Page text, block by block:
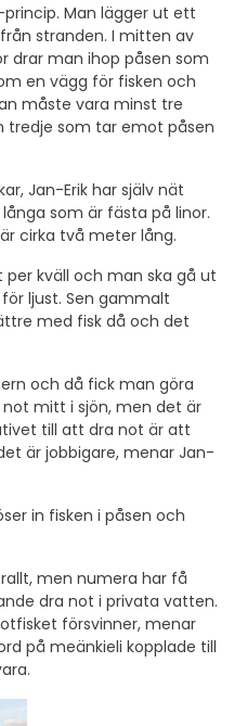
Man lägger ut ett
stranden. I mitten av
drar man ihop påsen som
en vägg för fisken och
måste vara minst tre
tredje som tar emot påsen
Jan-Erik har själv nät
som är fästa på linor.
cirka två meter lång.
kväll och man ska gå ut
ljust. Sen gammalt
med fisk då och det
och då fick man göra
mitt i sjön, men det är
till att dra not är att
är jobbigare, menar Jan-
in fisken i påsen och
men numera har få
dra not i privata vatten.
försvinner, menar
på meänkieli kopplade till